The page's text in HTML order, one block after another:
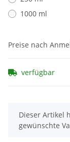
1000 ml
Preise nach
verfügbar
x
Dieser Artikel
gewünschte